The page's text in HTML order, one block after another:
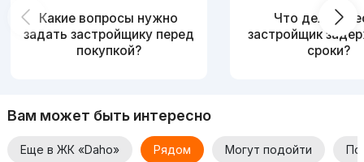
Какие вопросы нужно
задать застройщику перед
покупкой?
Что делать,
застройщик
сроки?
Вам может быть интересно
Еще в ЖК «Daho» Рядом Могут подойти